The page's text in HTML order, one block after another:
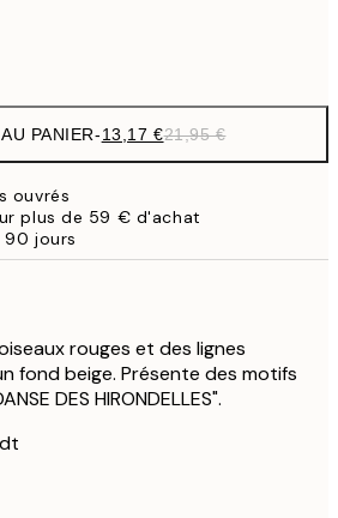
PANIER-13,17 €21,95 €
ouvrés
plus de 59 € d'achat
90 jours
rouges et des lignes
fond beige. Présente des motifs
DES HIRONDELLES".